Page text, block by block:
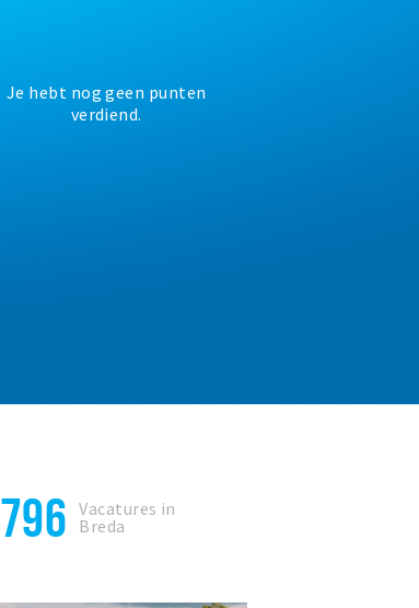
Je hebt nog geen punten
verdiend.
796
Vacatures in
Breda